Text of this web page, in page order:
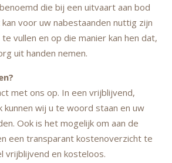
die bij een uitvaart aan bod
voor uw nabestaanden nuttig zijn
vullen en op die manier kan hen dat,
uit handen nemen.
met ons op. In een vrijblijvend,
kunnen wij u te woord staan en uw
Ook is het mogelijk om aan de
een transparant kostenoverzicht te
vrijblijvend en kosteloos.